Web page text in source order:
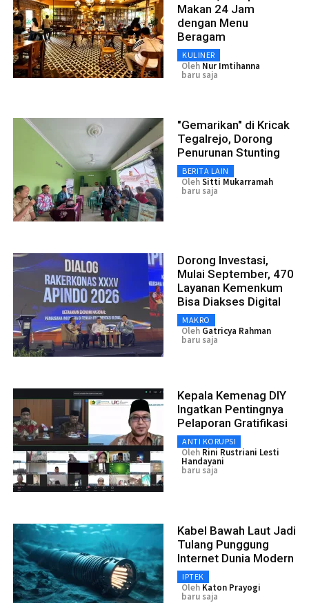
Makan 24 Jam
dengan Menu
Beragam
KULINER
Oleh Nur Imtihanna
baru saja
"Gemarikan" di Kricak
Tegalrejo, Dorong
Penurunan Stunting
BERITA LAIN
OlehSitti Mukarramah
baru saja
Dorong Investasi,
Mulai September, 470
Layanan Kemenkum
Bisa Diakses Digital
MAKRO
Oleh Gatricya Rahman
baru saja
Kepala Kemenag DIY
Ingatkan Pentingnya
Pelaporan Gratifikasi
ANTI KORUPSI
Oleh Rini Rustriani Lesti
Handayani
baru saja
Kabel Bawah Laut Jadi
Tulang Punggung
Internet Dunia Modern
IPTEK
Oleh Katon Prayogi
baru saja